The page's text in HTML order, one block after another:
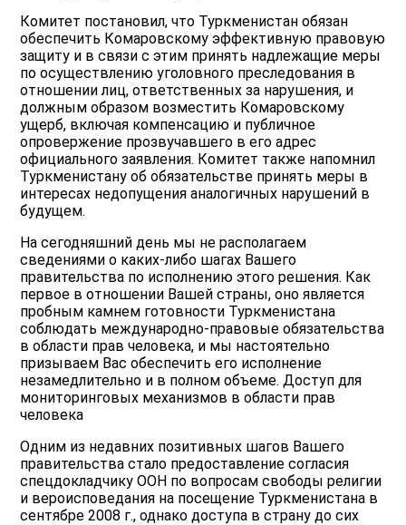
Комитет постановил, что Туркменистан обязан
обеспечить Комаровскому эффективную правовую
защиту и в связи с этим принять надлежащие меры
по осуществлению уголовного преследования в
отношении лиц, ответственных за нарушения, и
должным образом возместить Комаровскому
ущерб, включая компенсацию и публичное
опровержение прозвучавшего в его адрес
официального заявления. Комитет также напомнил
Туркменистану об обязательстве принять меры в
интересах недопущения аналогичных нарушений в
будущем.
На сегодняшний день мы не располагаем
сведениями о каких-либо шагах Вашего
правительства по исполнению этого решения. Как
первое в отношении Вашей страны, оно является
пробным камнем готовности Туркменистана
соблюдать международно-правовые обязательства
в области прав человека, и мы настоятельно
призываем Вас обеспечить его исполнение
незамедлительно и в полном объеме. Доступ для
мониторинговых механизмов в области прав
человека
Одним из недавних позитивных шагов Вашего
правительства стало предоставление согласия
спецдокладчику ООН по вопросам свободы религии
и вероисповедания на посещение Туркменистана в
сентябре 2008 г., однако доступа в страну до сих